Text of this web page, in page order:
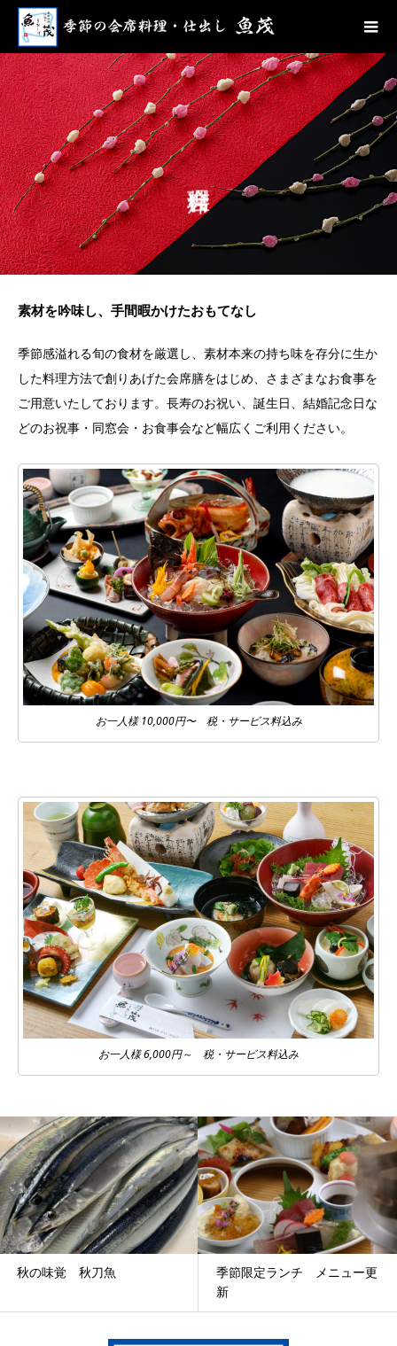
素材を吟味し、手間暇かけたおもてなし
季節感溢れる旬の食材を厳選し、素材本来の持ち味を存分に生か
した料理方法で創りあげた会席膳をはじめ、さまざまなお食事を
ご用意いたしております。長寿のお祝い、誕生日、結婚記念日な
どのお祝事・同窓会・お食事会など幅広くご利用ください。
お一人様 10,000円〜 税・サービス料込み
お一人様 6,000円～ 税・サービス料込み
秋の味覚 秋刀魚
季節限定ランチ メニュー更
新